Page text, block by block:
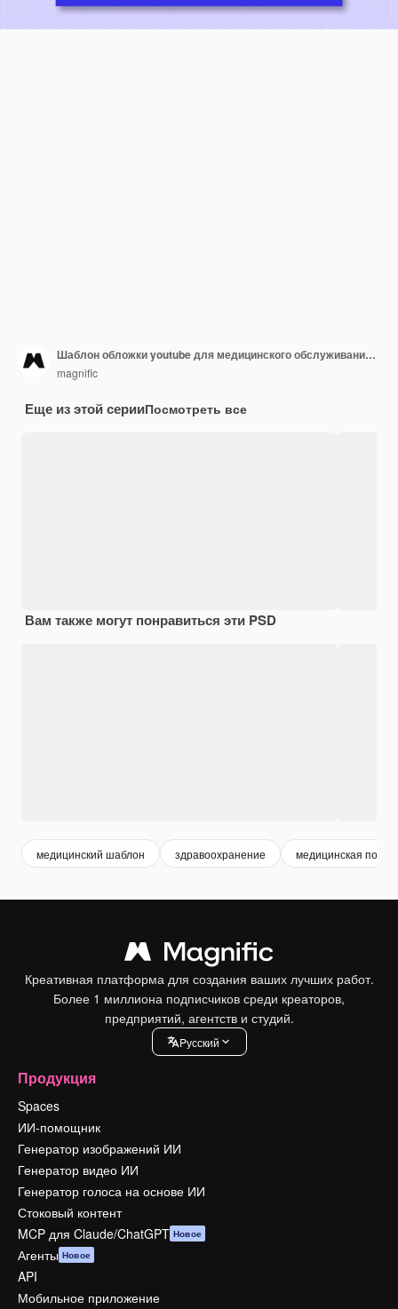
Шаблон обложки youtube для медицинского обслуживания в плоском дизайне
magnific
Еще из этой серииПосмотреть все
Вам также могут понравиться эти PSD
медицинский шаблон здравоохранение медицинская
Креативная платформа для создания ваших лучших работ.
Более 1 миллиона подписчиков среди креаторов,
предприятий, агентств и студий.
Pусский
Продукция
Spaces
ИИ-помощник
Генератор изображений ИИ
Генератор видео ИИ
Генератор голоса на основе ИИ
Стоковый контент
MCP для Claude/ChatGPT Новое
Агенты Новое
API
Мобильное приложение